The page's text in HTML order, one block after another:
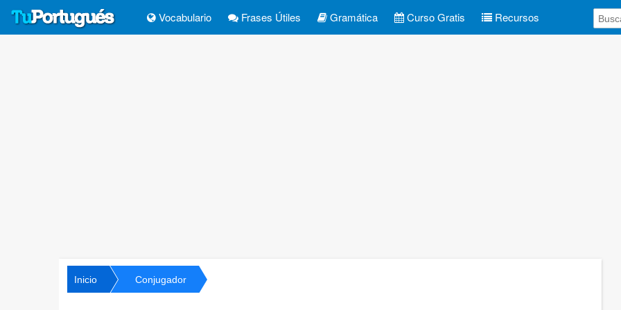
Vocabulario Frases Útiles Gramática Curso Gratis Recursos
Inicio Conjugador